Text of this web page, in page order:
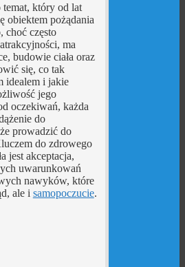
który od lat
obiektem pożądania
choć często
ma
budowie ciała oraz
się, co tak
idealem i jakie
jego
oczekiwań, każda
do
prowadzić do
do zdrowego
jest akceptacja,
uwarunkowań
nawyków, które
ale i samopoczucie.